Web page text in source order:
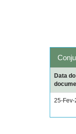
Data do
25-